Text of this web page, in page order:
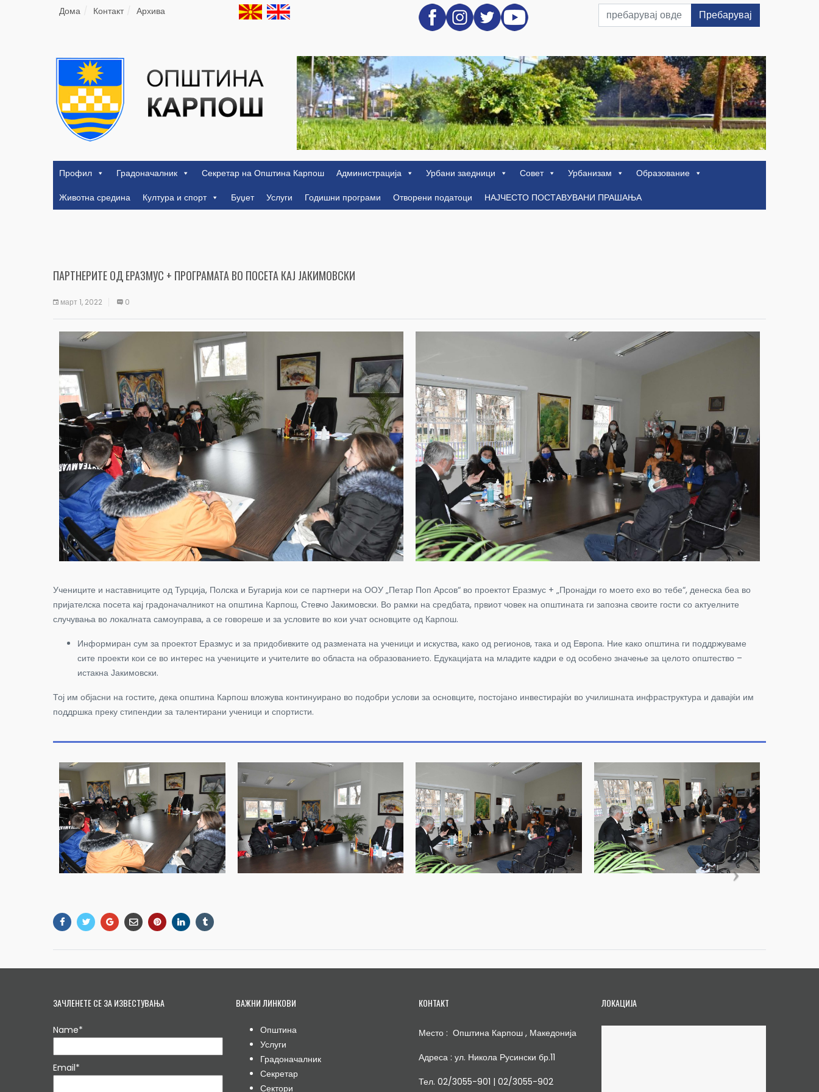
Дома Контакт Архива Пребарувај
Профил Градоначалник Секретар на Општина Карпош Администрација Урбани заедници Совет Урбанизам
Образование
Животна средина
Култура и спорт Буџет Услуги Годишни програми Отворени податоци НАЈЧЕСТО ПОСТАВУВАНИ ПРАШАЊА
ПАРТНЕРИТЕ ОД ЕРАЗМУС + ПРОГРАМАТА ВО ПОСЕТА КАЈ ЈАКИМОВСКИ
март 1, 2022 0
Учениците и наставниците од Турција, Полска и Бугарија кои се партнери на ООУ „Петар Поп Арсов“ во проектот Еразмус + „Пронајди го моето ехо во тебе“, денеска беа во
пријателска посета кај градоначалникот на општина Карпош, Стевчо Јакимовски. Во рамки на средбата, првиот човек на општината ги запозна своите гости со актуелните
случувања во локалната самоуправа, а се говореше и за условите во кои учат основците од Карпош.
Информиран сум за проектот Еразмус и за придобивките од размената на ученици и искуства, како од регионов, така и од Европа. Ние како општина ги поддржуваме
сите проекти кои се во интерес на учениците и учителите во областа на образованието. Едукацијата на младите кадри е од особено значење за целото општество –
истакна Јакимовски.
Тој им објасни на гостите, дека општина Карпош вложува континуирано во подобри услови за основците, постојано инвестирајќи во училишната инфраструктура и давајќи им
поддршка преку стипендии за талентирани ученици и спортисти.
ЗАЧЛЕНЕТЕ СЕ ЗА ИЗВЕСТУВАЊА
Name*
Email*
ВАЖНИ ЛИНКОВИ
Општина
Услуги
Градоначалник
Секретар
Сектори
КОНТАКТ
Место : Општина Карпош , Македонија
Адреса : ул. Никола Русински бр.11
Тел. 02/3055-901 | 02/3055-902
ЛОКАЦИЈА